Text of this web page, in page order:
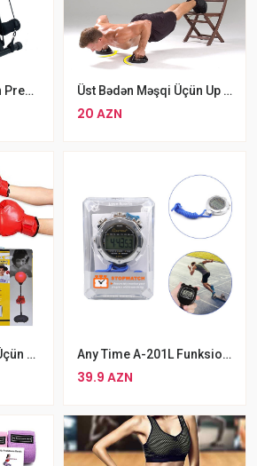
Qarın Əzələləri Üçün Press Stolu Funksiyalı Six Pack Care Üst Bədən Məşqi Üçün Up Pro Jim Tutacaqları Jack Zatorski Push Up Pro
20 AZN
Yeniyetmə Uşaqlar Üçün Tənzimlənən Boks Topu Seti Əlcək Və Nasos Daxil Any Time A-201L Funksional Atletik Məşqlər Üçün Saniyəölçən
39.9 AZN